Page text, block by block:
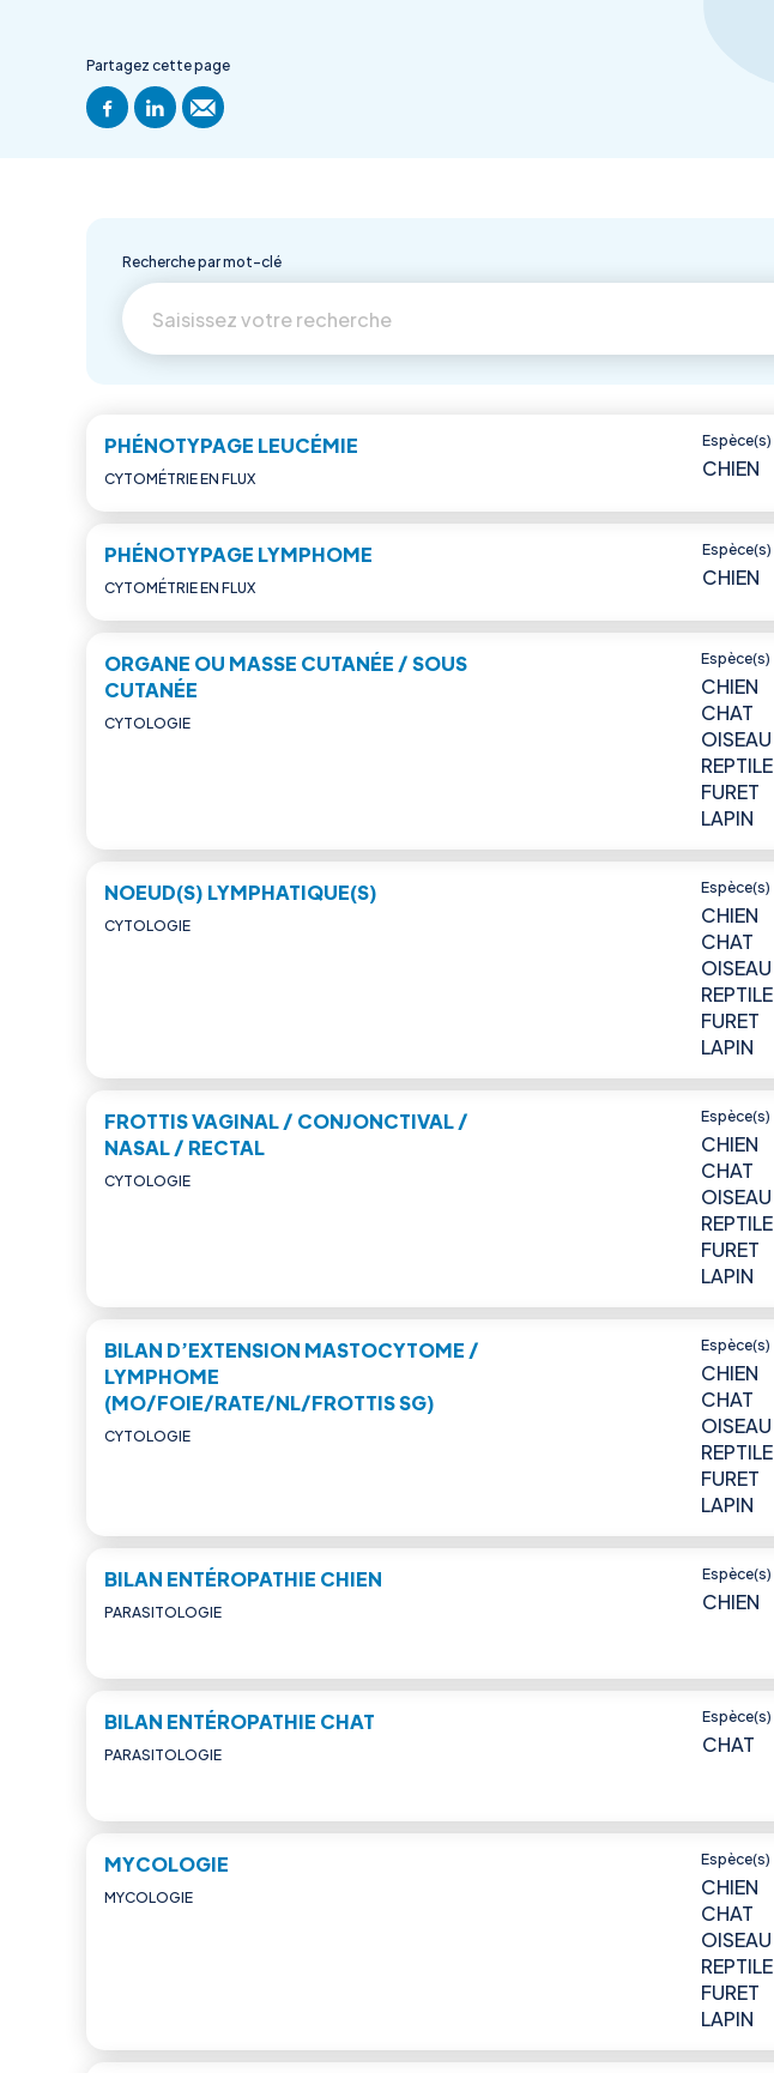
Partagez cette page
Recherche par mot-clé
PHÉNOTYPAGE LEUCÉMIE
CYTOMÉTRIE EN FLUX
Espèce(s)
CHIEN
PHÉNOTYPAGE LYMPHOME
CYTOMÉTRIE EN FLUX
Espèce(s)
CHIEN
ORGANE OU MASSE CUTANÉE / SOUS
CUTANÉE
CYTOLOGIE
Espèce(s)
CHIEN
CHAT
OISEAU
REPTILE
FURET
LAPIN
NOEUD(S) LYMPHATIQUE(S)
CYTOLOGIE
Espèce(s)
CHIEN
CHAT
OISEAU
REPTILE
FURET
LAPIN
FROTTIS VAGINAL / CONJONCTIVAL /
NASAL / RECTAL
CYTOLOGIE
Espèce(s)
CHIEN
CHAT
OISEAU
REPTILE
FURET
LAPIN
BILAN D’EXTENSION MASTOCYTOME /
LYMPHOME
(MO/FOIE/RATE/NL/FROTTIS SG)
CYTOLOGIE
Espèce(s)
CHIEN
CHAT
OISEAU
REPTILE
FURET
LAPIN
BILAN ENTÉROPATHIE CHIEN
PARASITOLOGIE
Espèce(s)
CHIEN
BILAN ENTÉROPATHIE CHAT
PARASITOLOGIE
Espèce(s)
CHAT
MYCOLOGIE
MYCOLOGIE
Espèce(s)
CHIEN
CHAT
OISEAU
REPTILE
FURET
LAPIN